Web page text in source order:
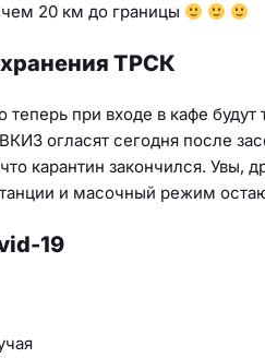
20 км до границы
ТРСК
при входе в кафе
огласят сегодня после
карантин закончился. Увы,
и масочный режим
19